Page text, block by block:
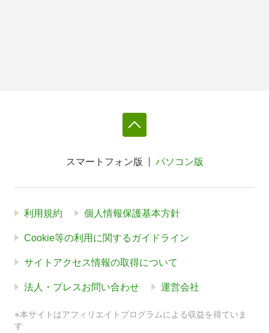
スマートフォン版 パソコン版
利用規約 個人情報保護基本方針
Cookie等の利用に関するガイドライン
サイトアクセス情報の取得について
法人・プレスお問い合わせ 運営会社
※本サイトはアフィリエイトプログラムによる収益を得ていま
す